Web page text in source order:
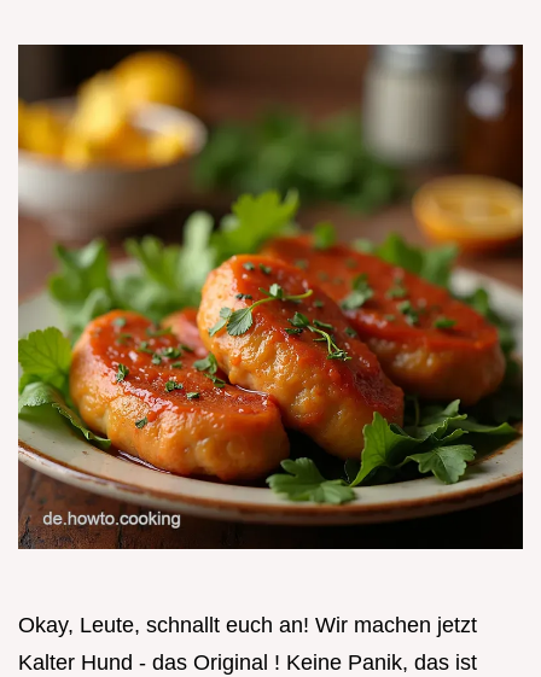
Okay, Leute, schnallt euch an! Wir machen jetzt
Kalter Hund - das Original ! Keine Panik, das ist